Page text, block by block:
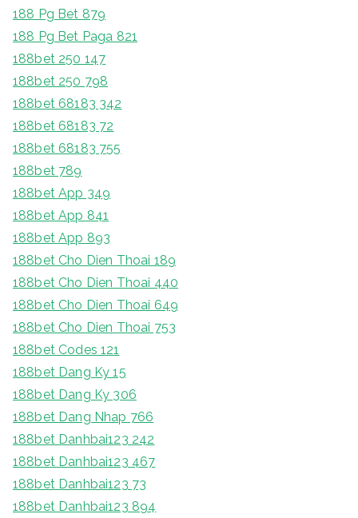
188 Pg Bet 879
188 Pg Bet Paga 821
188bet 250 147
188bet 250 798
188bet 68183 342
188bet 68183 72
188bet 68183 755
188bet 789
188bet App 349
188bet App 841
188bet App 893
188bet Cho Dien Thoai 189
188bet Cho Dien Thoai 440
188bet Cho Dien Thoai 649
188bet Cho Dien Thoai 753
188bet Codes 121
188bet Dang Ky 15
188bet Dang Ky 306
188bet Dang Nhap 766
188bet Danhbai123 242
188bet Danhbai123 467
188bet Danhbai123 73
188bet Danhbai123 894